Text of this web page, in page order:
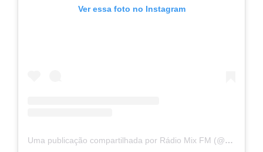
Ver essa foto no Instagram
Uma publicação compartilhada por Rádio Mix FM (@radiomixfm)